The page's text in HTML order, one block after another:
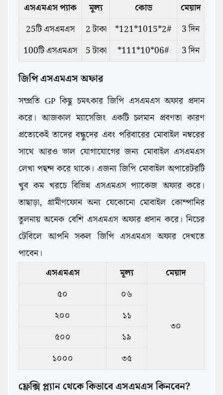
এসএমএস প্যাক
মূল্য কোড
মেয়াদ
25টি এসএমএস
2 টাকা *121*1015*2#
3 দিন
100টি এসএমএস
5 টাকা *111*10*06# 3 দিন
জিপি এসএমএস অফার
সম্প্রতি GP কিছু চমৎকার জিপি এসএমএস অফার প্রদান
করে। আজকাল ম্যাসেজিং একটি চলমান প্রবণতা কারণ
প্রত্যেকেই তাদের বন্ধুদের এবং পরিবারের মোবাইল নম্বরের
সাথে আরও ভাল যোগাযোগের জন্য মোবাইল এসএমএস
লেখা পছন্দ করে থাকে। এজন্য জিপি মোবাইল অপারেটরটি
খুব কম খরচে বিভিন্ন এসএমএস প্যাকেজ অফার করে।
তাছাড়া, গ্রামীণফোন অন্য যেকোনো মোবাইল কোম্পানির
তুলনায় অনেক বেশি এসএমএস অফার প্রদান করে। নিচের
টেবিলে আপনি সকল জিপি এসএমএস অফার দেখতে
পাবেন।
এসএমএস
মূল্য
মেয়াদ
৫০
০৬
৩০
২০০
১১
৫০০
১৯
১০০০
৩৫
ফ্লেক্সি প্ল্যান থেকে কিভাবে এসএমএস কিনবেন?